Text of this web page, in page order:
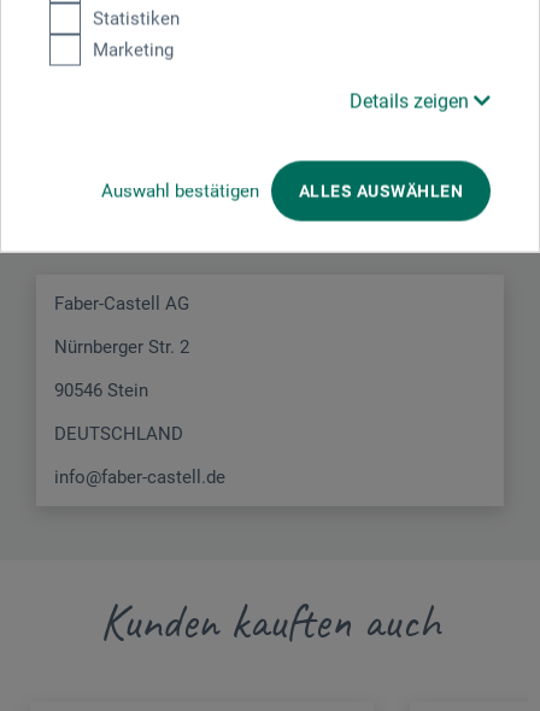
Statistiken
Marketing
Details zeigen
Auswahl bestätigen ALLES AUSWÄHLEN
Hersteller-Kontakt
Hier finden Sie die Kontaktdaten des Herstellers zu
Faber-Castell AG
Nürnberger Str. 2
90546 Stein
DEUTSCHLAND
info@faber-castell.de
Kunden kauften auch